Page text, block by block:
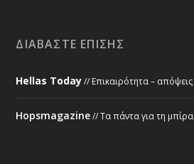
ΔΙΑΒΆΣΤΕ ΕΠΊΣΗΣ
Hellas Today// Επικαιρότητα – απόψεις
Hopsmagazine// Τα πάντα για τη μπίρα